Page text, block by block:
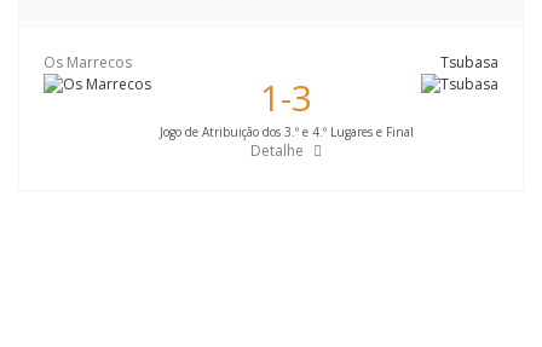
Os Marrecos Tsubasa
1-3
Jogo de Atribuição dos 3.º e 4.º Lugares e Final
Detalhe